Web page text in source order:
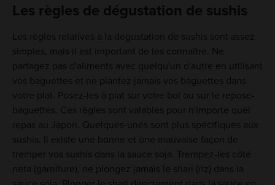
Les règles de dégustation de sushis
Les règles relatives à la dégustation de sushis sont assez
simples, mais il est important de les connaître. Ne
partagez pas d'aliments avec quelqu'un d'autre en utilisant
vos baguettes et ne plantez jamais vos baguettes dans
votre plat. Posez-les à plat sur votre bol ou sur le repose-
baguettes. Ces règles sont valables pour n'importe quel
repas au Japon. Quelques-unes sont plus spécifiques aux
sushis. Il existe une bonne et une mauvaise façon de
tremper vos sushis dans la sauce soja. Trempez-les côté
neta (garniture), ne plongez jamais le shari (riz) dans la